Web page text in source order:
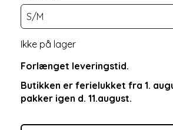
Ikke på lager
Forlænget leveringstid.
Butikken er ferielukket fra 1.
pakker igen d. 11.august.